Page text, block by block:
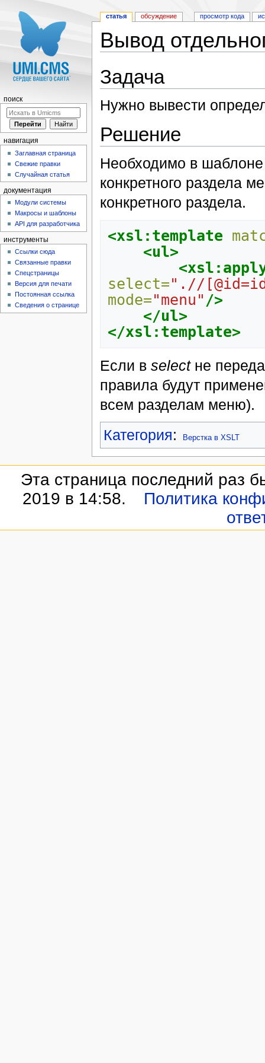
Вывод
Задача
Нужно вывести
Решение
Необходимо в
конкретного раздела
конкретного раздела.
<xsl:template
<ul>
select=".//
mode="menu" />
</ul>
</xsl:template>
Если в selectне
правила будут
всем разделам меню).
Категория: Верстка в XSLT
статья обсуждение просмотр кода
поиск
навигация
Заглавная страница
Свежие правки
Случайная статья
документация
Модули системы
Макросы и шаблоны
API для разработчика
инструменты
Ссылки сюда
Связанные правки
Спецстраницы
Версия для печати
Постоянная ссылка
Сведения о странице
Эта страница последний раз
2019 в 14:58.
Политика